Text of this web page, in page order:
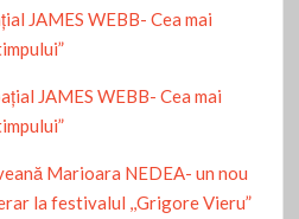
JAMES WEBB- Cea mai
JAMES WEBB- Cea mai
Marioara NEDEA- un nou
la festivalul ,,Grigore Vieru”